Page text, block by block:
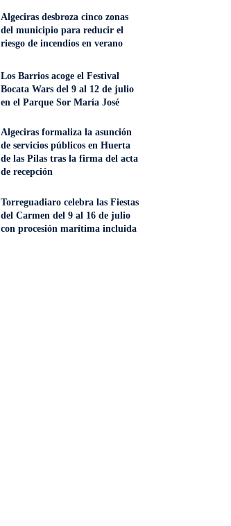
Algeciras desbroza cinco zonas
del municipio para reducir el
riesgo de incendios en verano
Los Barrios acoge el Festival
Bocata Wars del 9 al 12 de julio
en el Parque Sor María José
Algeciras formaliza la asunción
de servicios públicos en Huerta
de las Pilas tras la firma del acta
de recepción
Torreguadiaro celebra las Fiestas
del Carmen del 9 al 16 de julio
con procesión marítima incluida